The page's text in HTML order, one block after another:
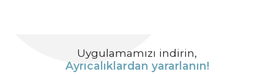
Uygulamamızı indirin,
Ayrıcalıklardan yararlanın!